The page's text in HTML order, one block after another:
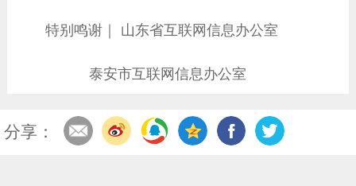
特别鸣谢｜ 山东省互联网信息办公室
泰安市互联网信息办公室
分享：